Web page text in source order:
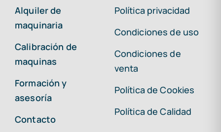
Alquiler de
maquinaria
Calibración de
maquinas
Formación y
asesoría
Contacto
Política privacidad
Condiciones de uso
Condiciones de
venta
Política de Cookies
Política de Calidad